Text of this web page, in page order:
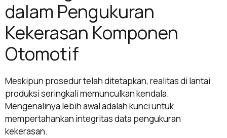
dalam Pengukuran
Kekerasan Komponen
Otomotif
Meskipun prosedur telah ditetapkan, realitas di lantai
produksi seringkali memunculkan kendala.
Mengenalinya lebih awal adalah kunci untuk
mempertahankan integritas data pengukuran
kekerasan.